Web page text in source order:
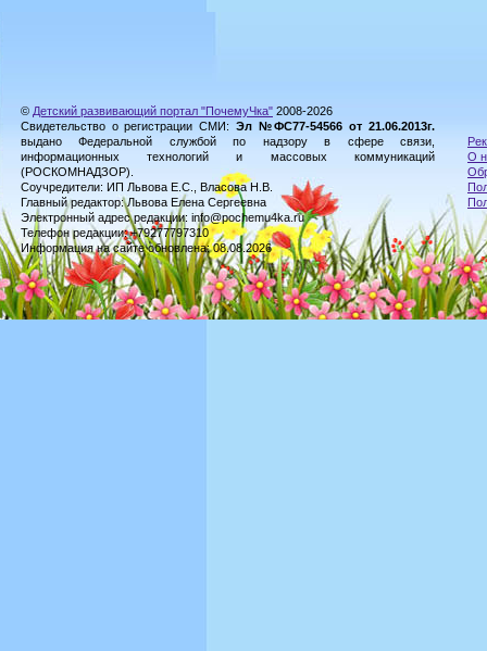
© Детский развивающий портал "ПочемуЧка" 2008-2026
Свидетельство о регистрации СМИ: Эл №ФС77-54566 от 21.06.2013г.
выдано Федеральной службой по надзору в сфере связи,
информационных технологий и массовых коммуникаций
(РОСКОМНАДЗОР).
Соучредители: ИП Львова Е.С., Власова Н.В.
Главный редактор: Львова Елена Сергеевна
Электронный адрес редакции: info@pochemu4ka.ru
Телефон редакции: +79277797310
Информация на сайте обновлена: 08.08.2026
О